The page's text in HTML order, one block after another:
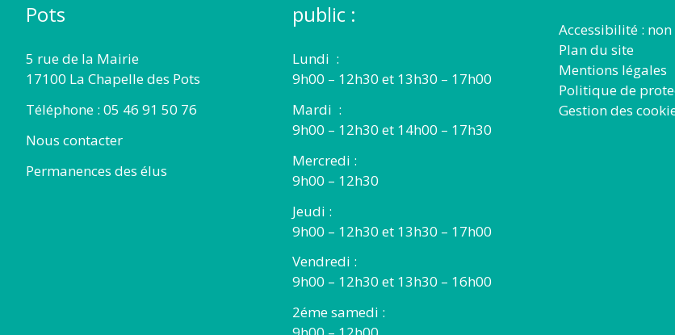
Pots
5 rue de la Mairie
17100 La Chapelle des Pots
Téléphone : 05 46 91 50 76
Nous contacter
Permanences des élus
public :
Lundi :
9h00 – 12h30 et 13h30 – 17h00
Mardi :
9h00 – 12h30 et 14h00 – 17h30
Mercredi :
9h00 – 12h30
Jeudi :
9h00 – 12h30 et 13h30 – 17h00
Vendredi :
9h00 – 12h30 et 13h30 – 16h00
2éme samedi :
Accessibilité :
Plan du site
Mentions légales
Politique de
Gestion des